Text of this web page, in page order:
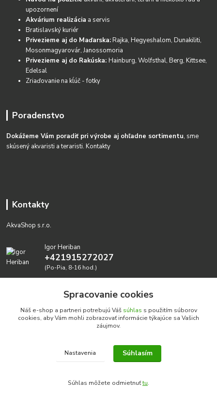
upozornení
Akvárium realizácia a servis
Bratislavský kuriér
Privezieme aj do Maďarska:Rajka, Hegyeshalom, Dunakiliti,
Mosonmagyarovár, Janossomoria
Privezieme aj do Rakúska:Hainburg, Wolfsthal, Berg, Kittsee,
Edelsal
Zriaďovanie na kĺúč - fotky
Poradenstvo
Dokážeme Vám poradiť pri výrobe aj ohľadne sortimentu, sme
skúsený akvaristi a teraristi.Kontakty
Kontakty
AkvaShop s.r.o.
Igor Heriban
+421915272027
(Po-Pia, 8-16 hod.)
Realizujeme prírodné akvária: AkvaShop s.r.o. • IBAN:
SK3911000000002947087849
Spracovanie cookies
Náš e-shop a partneri potrebujú Váš súhlas s použitím súborov
cookies, aby Vám mohli zobrazovať informácie týkajúce sa Vašich
záujmov.
Nastavenia Súhlasím
Súhlas môžete odmietnuťtu.